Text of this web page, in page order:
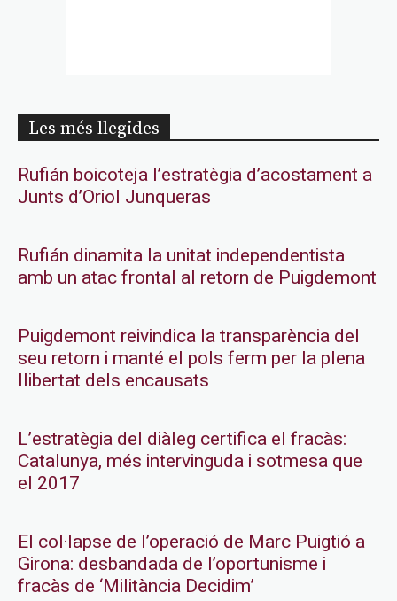
Les més llegides
Rufián boicoteja l’estratègia d’acostament a
Junts d’Oriol Junqueras
Rufián dinamita la unitat independentista
amb un atac frontal al retorn de Puigdemont
Puigdemont reivindica la transparència del
seu retorn i manté el pols ferm per la plena
llibertat dels encausats
L’estratègia del diàleg certifica el fracàs:
Catalunya, més intervinguda i sotmesa que
el 2017
El col·lapse de l’operació de Marc Puigtió a
Girona: desbandada de l’oportunisme i
fracàs de ‘Militància Decidim’